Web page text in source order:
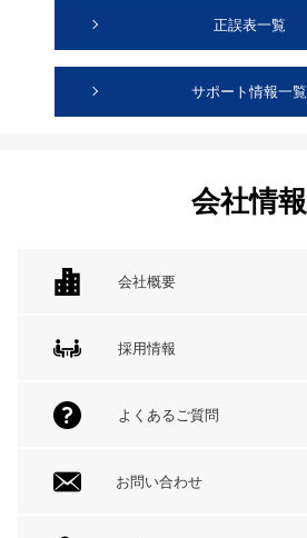
正誤表一覧
サポート情報一覧
会社情報
会社概要
採用情報
よくあるご質問
お問い合わせ